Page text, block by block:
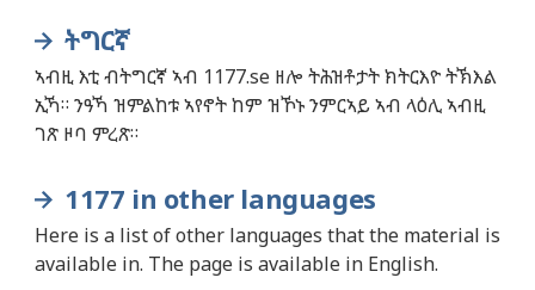
ትግርኛ
ኣብዚ እቲ ብትግርኛ ኣብ 1177.se ዘሎ ትሕዝቶታት ክትርእዮ ትኽእል
ኢኻ። ንዓኻ ዝምልከቱ ኣየኖት ከም ዝኾኑ ንምርኣይ ኣብ ላዕሊ ኣብዚ
ገጽ ዞባ ምረጽ።
1177 in other languages
Here is a list of other languages that the material is
available in. The page is available in English.